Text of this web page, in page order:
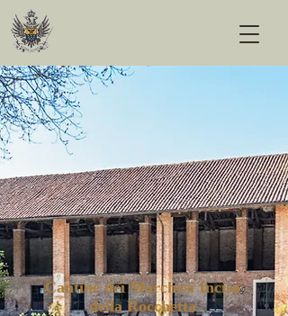
Cantine dei Marchesi Incisa
della Rocchetta